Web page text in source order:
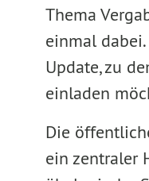
Thema
einmal
Update, zu
einladen
Die
ein zentraler